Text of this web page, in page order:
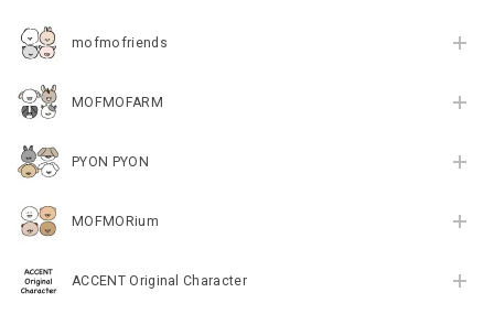
mofmofriends
MOFMOFARM
PYON PYON
MOFMORium
ACCENT Original Character